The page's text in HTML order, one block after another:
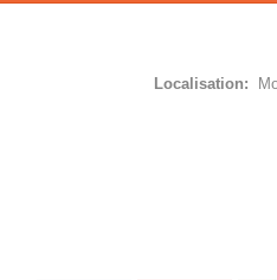
Localisation: